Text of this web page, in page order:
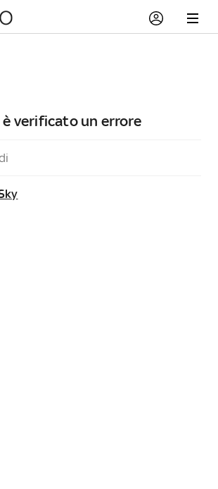
è verificato un errore